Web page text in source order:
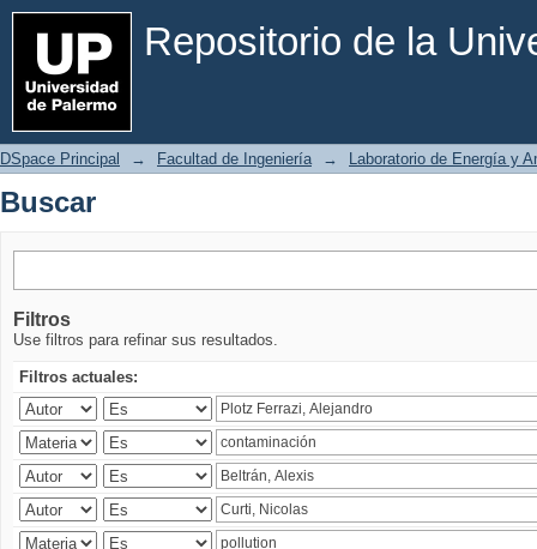
Repositorio de la
Buscar
DSpace Principal → Facultad de Ingeniería → Laboratorio de Energía y
Buscar
Filtros
Use filtros para refinar sus resultados.
Filtros actuales: